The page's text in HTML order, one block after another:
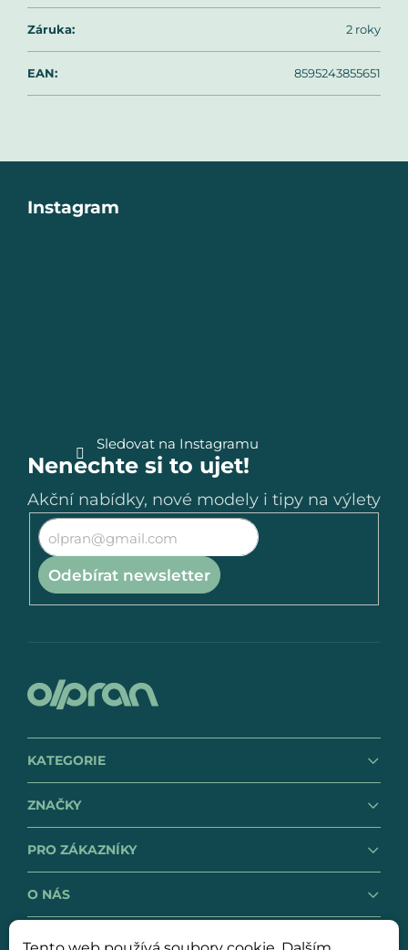
Záruka: 2 roky
EAN: 8595243855651
Instagram
Sledovat na Instagramu
Nenechte si to ujet!
Akční nabídky, nové modely i tipy na výlety
Odebírat newsletter
KATEGORIE
ZNAČKY
PRO ZÁKAZNÍKY
O NÁS